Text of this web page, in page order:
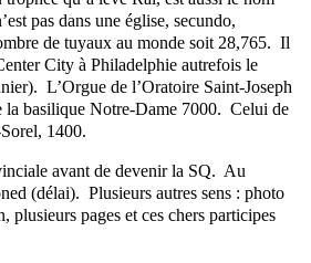
pas dans une église, secundo,
de tuyaux au monde soit 28,765. Il
City à Philadelphie autrefois le
L’Orgue de l’Oratoire Saint-Joseph
basilique Notre-Dame 7000. Celui de
1400.
avant de devenir la SQ. Au
(délai). Plusieurs autres sens : photo
plusieurs pages et ces chers participes